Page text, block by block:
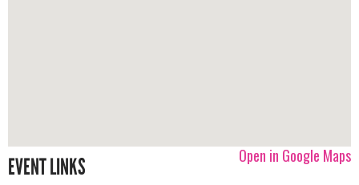
Open in Google Maps
EVENT LINKS